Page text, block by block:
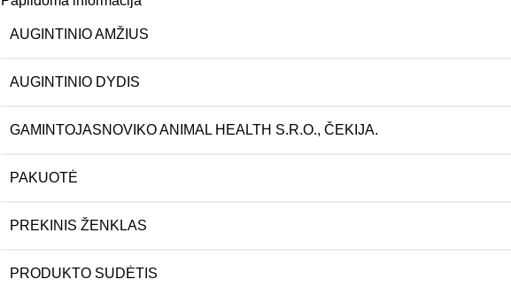
AUGINTINIO AMŽIUS
AUGINTINIO DYDIS
GAMINTOJASNOVIKO ANIMAL HEALTH S.R.O., ČEKIJA.
PAKUOTĖ
PREKINIS ŽENKLAS
PRODUKTO SUDĖTIS